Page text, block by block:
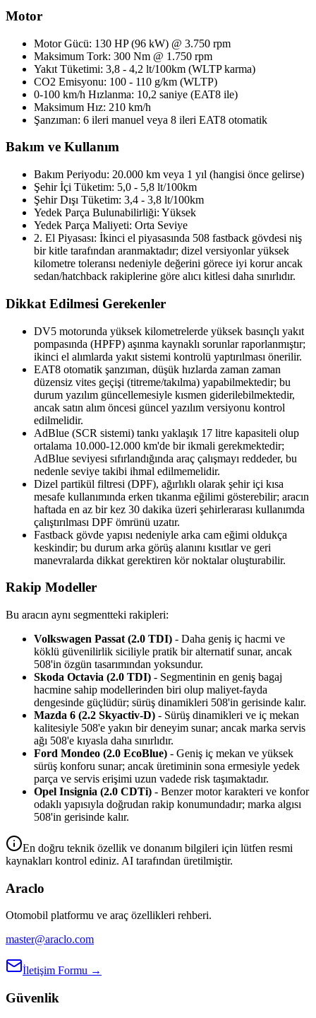
Motor
Motor Gücü: 130 HP (96 kW) @ 3.750 rpm
Maksimum Tork: 300 Nm @ 1.750 rpm
Yakıt Tüketimi: 3,8 - 4,2 lt/100km (WLTP karma)
CO2 Emisyonu: 100 - 110 g/km (WLTP)
0-100 km/h Hızlanma: 10,2 saniye (EAT8 ile)
Maksimum Hız: 210 km/h
Şanzıman: 6 ileri manuel veya 8 ileri EAT8 otomatik
Bakım ve Kullanım
Bakım Periyodu: 20.000 km veya 1 yıl (hangisi önce gelirse)
Şehir İçi Tüketim: 5,0 - 5,8 lt/100km
Şehir Dışı Tüketim: 3,4 - 3,8 lt/100km
Yedek Parça Bulunabilirliği: Yüksek
Yedek Parça Maliyeti: Orta Seviye
2. El Piyasası: İkinci el piyasasında 508 fastback gövdesi niş
bir kitle tarafından aranmaktadır; dizel versiyonlar yüksek
kilometre toleransı nedeniyle değerini görece iyi korur ancak
sedan/hatchback rakiplerine göre alıcı kitlesi daha sınırlıdır.
Dikkat Edilmesi Gerekenler
DV5 motorunda yüksek kilometrelerde yüksek basınçlı yakıt
pompasında (HPFP) aşınma kaynaklı sorunlar raporlanmıştır;
ikinci el alımlarda yakıt sistemi kontrolü yaptırılması önerilir.
EAT8 otomatik şanzıman, düşük hızlarda zaman zaman
düzensiz vites geçişi (titreme/takılma) yapabilmektedir; bu
durum yazılım güncellemesiyle kısmen giderilebilmektedir,
ancak satın alım öncesi güncel yazılım versiyonu kontrol
edilmelidir.
AdBlue (SCR sistemi) tankı yaklaşık 17 litre kapasiteli olup
ortalama 10.000-12.000 km'de bir ikmali gerekmektedir;
AdBlue seviyesi sıfırlandığında araç çalışmayı reddeder, bu
nedenle seviye takibi ihmal edilmemelidir.
Dizel partikül filtresi (DPF), ağırlıklı olarak şehir içi kısa
mesafe kullanımında erken tıkanma eğilimi gösterebilir; aracın
haftada en az bir kez 30 dakika üzeri şehirlerarası kullanımda
çalıştırılması DPF ömrünü uzatır.
Fastback gövde yapısı nedeniyle arka cam eğimi oldukça
keskindir; bu durum arka görüş alanını kısıtlar ve geri
manevralarda dikkat gerektiren kör noktalar oluşturabilir.
Rakip Modeller
Bu aracın aynı segmentteki rakipleri:
Volkswagen Passat (2.0 TDI) - Daha geniş iç hacmi ve
köklü güvenilirlik siciliyle pratik bir alternatif sunar, ancak
508'in özgün tasarımından yoksundur.
Skoda Octavia (2.0 TDI) - Segmentinin en geniş bagaj
hacmine sahip modellerinden biri olup maliyet-fayda
dengesinde güçlüdür; sürüş dinamikleri 508'in gerisinde kalır.
Mazda 6 (2.2 Skyactiv-D) - Sürüş dinamikleri ve iç mekan
kalitesiyle 508'e yakın bir deneyim sunar; ancak marka servis
ağı 508'e kıyasla daha sınırlıdır.
Ford Mondeo (2.0 EcoBlue) - Geniş iç mekan ve yüksek
sürüş konforu sunar; ancak üretiminin sona ermesiyle yedek
parça ve servis erişimi uzun vadede risk taşımaktadır.
Opel Insignia (2.0 CDTi) - Benzer motor karakteri ve konfor
odaklı yapısıyla doğrudan rakip konumundadır; marka algısı
508'in gerisinde kalır.
En doğru teknik özellik ve donanım bilgileri için lütfen resmi
kaynakları kontrol ediniz. AI tarafından üretilmiştir.
Araclo
Otomobil platformu ve araç özellikleri rehberi.
master@araclo.com
İletişim Formu →
Güvenlik